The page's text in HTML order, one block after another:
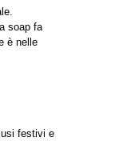
soap fa
è nelle
festivi e